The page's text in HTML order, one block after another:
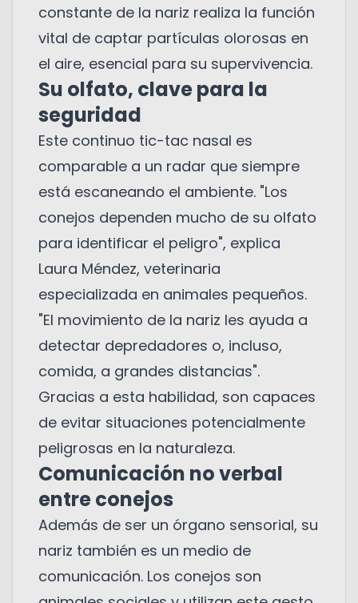
constante de la nariz realiza la función
vital de captar partículas olorosas en
el aire, esencial para su supervivencia.
Su olfato, clave para la
seguridad
Este continuo tic-tac nasal es
comparable a un radar que siempre
está escaneando el ambiente. "Los
conejos dependen mucho de su olfato
para identificar el peligro", explica
Laura Méndez, veterinaria
especializada en animales pequeños.
"El movimiento de la nariz les ayuda a
detectar depredadores o, incluso,
comida, a grandes distancias".
Gracias a esta habilidad, son capaces
de evitar situaciones potencialmente
peligrosas en la naturaleza.
Comunicación no verbal
entre conejos
Además de ser un órgano sensorial, su
nariz también es un medio de
comunicación. Los conejos son